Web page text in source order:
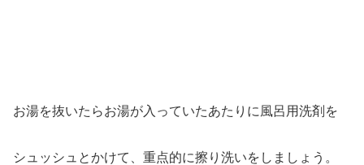
お湯を抜いたらお湯が入っていたあたりに風呂用洗剤を
シュッシュとかけて、重点的に擦り洗いをしましょう。